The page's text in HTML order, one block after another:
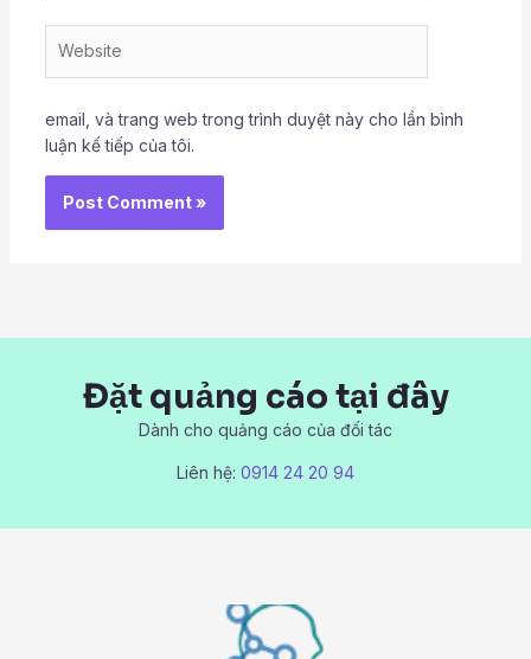
email, và trang web trong trình duyệt này cho lần bình
luận kế tiếp của tôi.
Đặt quảng cáo tại đây
Dành cho quảng cáo của đối tác
Liên hệ: 0914 24 20 94